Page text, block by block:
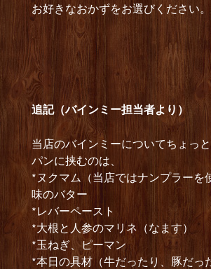
お好きなおかずをお選びください。
追記（バインミー担当者より）
当店のバインミーについてちょっ
パンに挟むのは、
*ヌクマム（当店ではナンプラーを
味のバター
*レバーペースト
*大根と人参のマリネ（なます）
*玉ねぎ、ピーマン
*本日の具材（牛だったり、豚だっ